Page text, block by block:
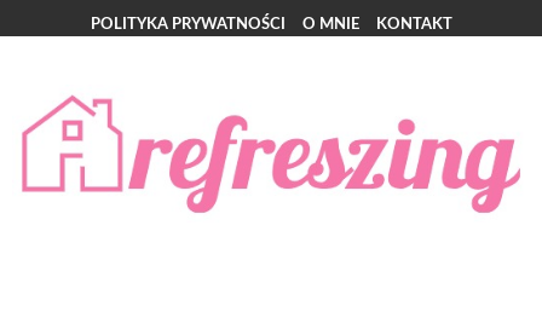
POLITYKA PRYWATNOŚCI O MNIE KONTAKT